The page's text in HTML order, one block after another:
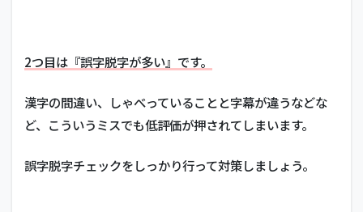
2つ目は『誤字脱字が多い』です。
漢字の間違い、しゃべっていることと字幕が違うなどな
ど、こういうミスでも低評価が押されてしまいます。
誤字脱字チェックをしっかり行って対策しましょう。